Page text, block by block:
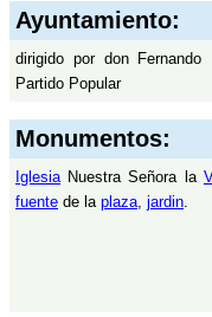
Ayuntamiento:
dirigido por don
Partido Popular
Monumentos:
IglesiaNuestra Señora la
fuente de la plaza, jardin.